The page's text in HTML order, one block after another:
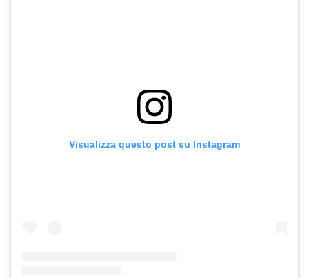
Visualizza questo post su Instagram